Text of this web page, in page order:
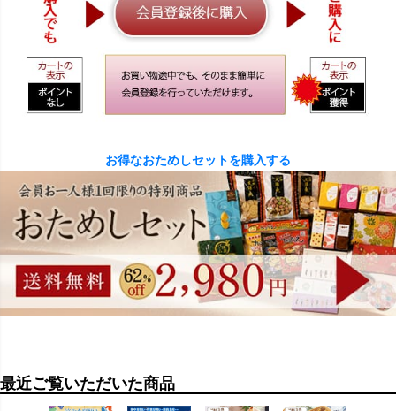
お得なおためしセットを購入する
最近ご覧いただいた商品